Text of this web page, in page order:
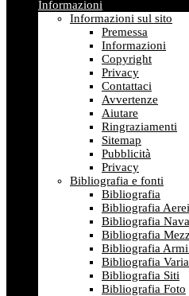
Informazioni
Informazioni sul sito
Premessa
Informazioni
Copyright
Privacy
Contattaci
Avvertenze
Aiutare
Ringraziamenti
Sitemap
Pubblicità
Privacy
Bibliografia e fonti
Bibliografia
Bibliografia Aerei
Bibliografia
Bibliografia
Bibliografia Armi
Bibliografia Varia
Bibliografia Siti
Bibliografia Foto